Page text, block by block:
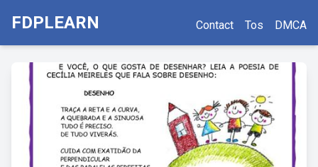
FDPLEARN Contact Tos DMCA